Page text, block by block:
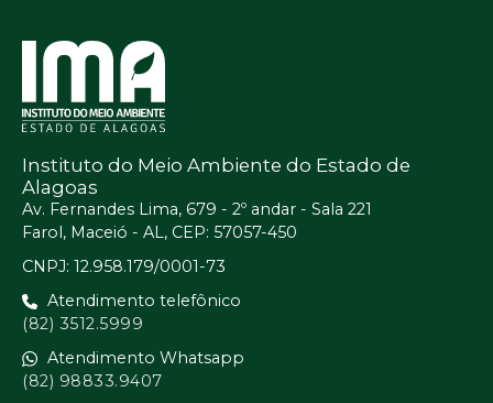
Instituto do Meio Ambiente do Estado de
Alagoas
Av. Fernandes Lima, 679 - 2º andar - Sala 221
Farol, Maceió - AL, CEP: 57057-450
CNPJ: 12.958.179/0001-73
Atendimento telefônico
(82) 3512.5999
Atendimento Whatsapp
(82) 98833.9407